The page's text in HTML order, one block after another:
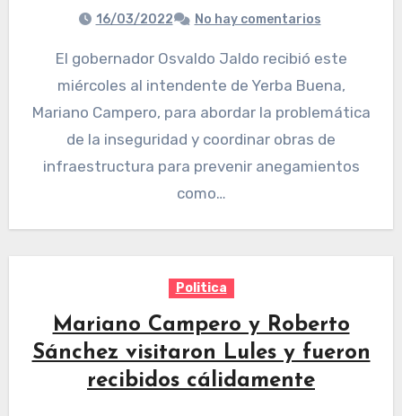
16/03/2022 No hay comentarios
El gobernador Osvaldo Jaldo recibió este
miércoles al intendente de Yerba Buena,
Mariano Campero, para abordar la problemática
de la inseguridad y coordinar obras de
infraestructura para prevenir anegamientos
como…
Politica
Mariano Campero y Roberto
Sánchez visitaron Lules y fueron
recibidos cálidamente